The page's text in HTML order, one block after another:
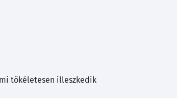
tökéletesen illeszkedik